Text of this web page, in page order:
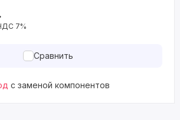
7%
Сравнить
с заменой компонентов